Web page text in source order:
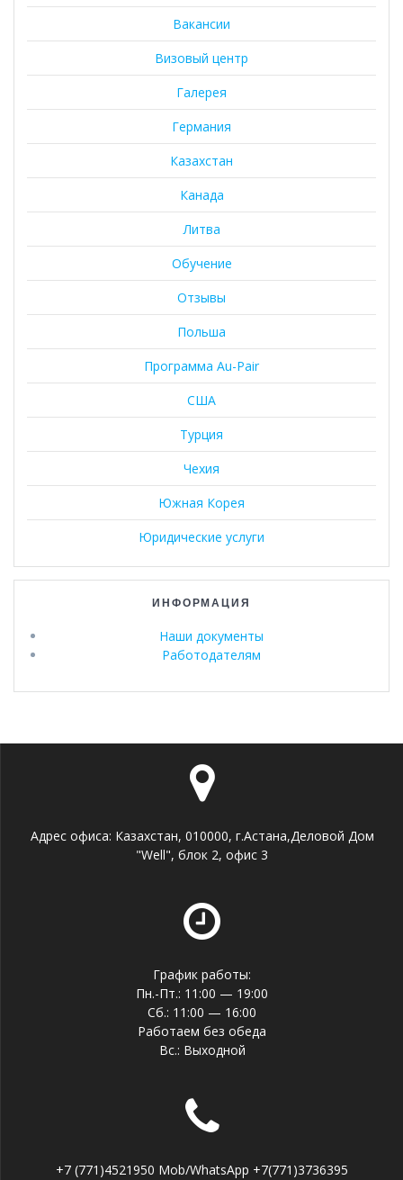
Вакансии
Визовый центр
Галерея
Германия
Казахстан
Канада
Литва
Обучение
Отзывы
Польша
Программа Au-Pair
США
Турция
Чехия
Южная Корея
Юридические услуги
ИНФОРМАЦИЯ
Наши документы
Работодателям
Адрес офиса: Казахстан, 010000, г.Астана,Деловой Дом
"Well", блок 2, офис 3
График работы:
Пн.-Пт.: 11:00 — 19:00
Сб.: 11:00 — 16:00
Работаем без обеда
Вс.: Выходной
+7 (771)4521950 Mob/WhatsApp +7(771)3736395